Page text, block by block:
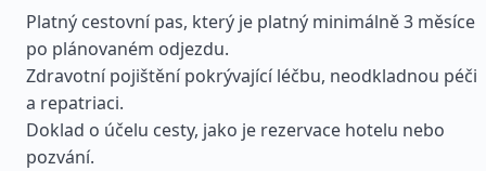
Platný cestovní pas, který je platný minimálně 3 měsíce
po plánovaném odjezdu.
Zdravotní pojištění pokrývající léčbu, neodkladnou péči
a repatriaci.
Doklad o účelu cesty, jako je rezervace hotelu nebo
pozvání.